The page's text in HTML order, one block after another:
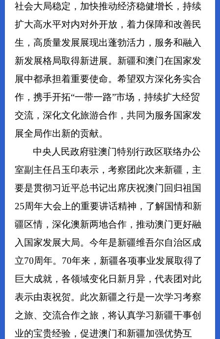
社会大局稳定，加快推动经济稳健增长，持续
扩大高水平对内对外开放，着力保障和改善民
生，高质量发展展现出蓬勃活力，服务和融入
新发展格局取得新进展。新疆和澳门在国家发
展中都承担着重要使命。希望双方深化务实合
作，携手开拓“一带一路”市场，持续扩大经贸
交流，深化文化旅游合作，共同为服务国家发
展全局作出新的贡献。
中央人民政府驻澳门特别行政区联络办公
室副主任吕玉印表示，考察团此次来新疆，主
要是贯彻习近平总书记出席庆祝澳门回归祖国
25周年大会上的重要讲话精神，了解国情和新
疆区情，深化澳新两地合作，推动澳门更好融
入国家发展大局。今年是新疆维吾尔自治区成
立70周年。70年来，新疆各项事业发展取得了
巨大成就，各领域变化日新月异，代表团对此
表示由衷祝贺。此次新疆之行是一次学习考察
之旅、交流合作之旅，将认真学习新疆干事创
业的宝贵经验，促进澳门和新疆加强优势互